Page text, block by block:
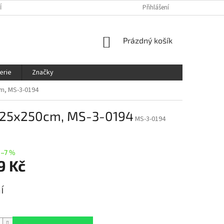
KDE NÁS NAJDETE
Přihlášení
NÁKUPNÍ
Prázdný košík
Značky
MS-3-0194
MS-3-0194 MS-3-0194
–7 %
Kč